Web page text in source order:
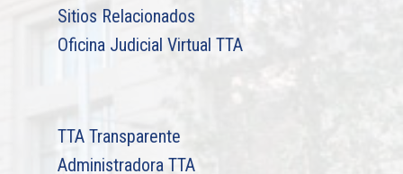
Sitios Relacionados
Oficina Judicial Virtual TTA
TTA Transparente
Administradora TTA